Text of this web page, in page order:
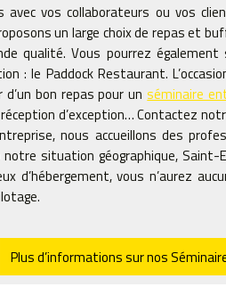
avec vos collaborateurs ou vos
un large choix de repas et
qualité. Vous pourrez
: le Paddock Restaurant.
bon repas pour unséminaire
d’exception… Contactez
nous accueillons des
notre situation géographique,
d’hébergement, vous n’aurez
Plus d’informations sur nos